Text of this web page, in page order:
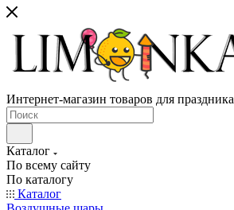
Интернет-магазин товаров для праздника
Каталог
По всему сайту
По каталогу
Каталог